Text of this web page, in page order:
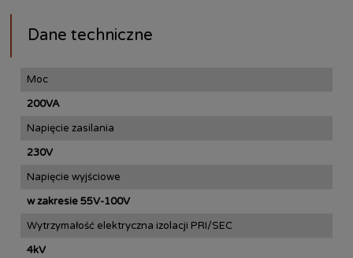
Dane techniczne
Moc
200VA
Napięcie zasilania
230V
Napięcie wyjściowe
w zakresie 55V-100V
Wytrzymałość elektryczna izolacji PRI/SEC
4kV